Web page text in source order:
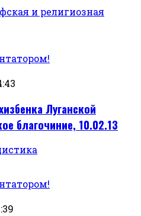
и религиозная
Луганской
благочиние, 10.02.13